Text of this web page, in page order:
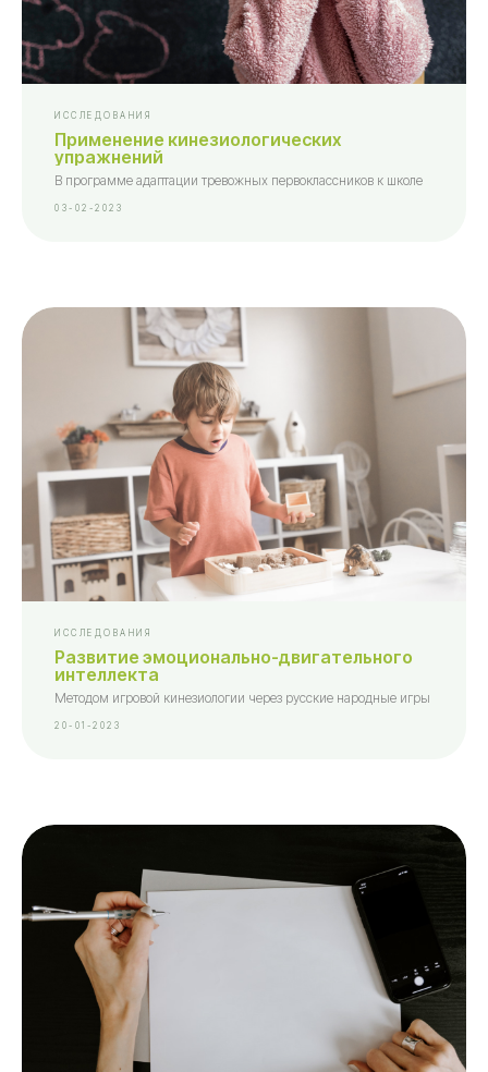
ИССЛЕДОВАНИЯ
Применение кинезиологических
упражнений
В программе адаптации тревожных первоклассников к школе
03-02-2023
ИССЛЕДОВАНИЯ
Развитие эмоционально-двигательного
интеллекта
Методом игровой кинезиологии через русские народные игры
20-01-2023